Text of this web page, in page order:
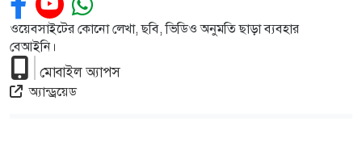
ওয়েবসাইটের কোনো লেখা, ছবি, ভিডিও অনুমতি ছাড়া ব্যবহার
বেআইনি।
মোবাইল অ্যাপস
অ্যান্ড্রয়েড